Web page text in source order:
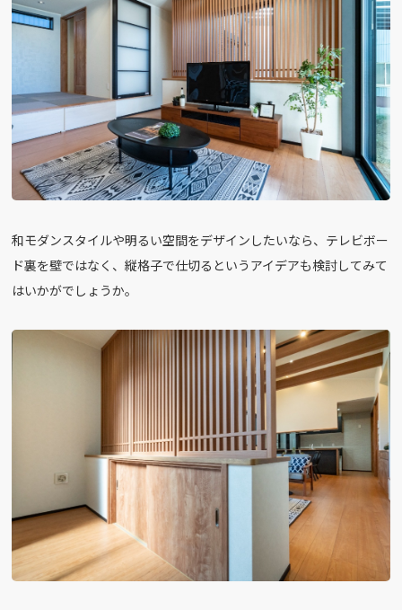
和モダンスタイルや明るい空間をデザインしたいなら、テレビボー
ド裏を壁ではなく、縦格子で仕切るというアイデアも検討してみて
はいかがでしょうか。